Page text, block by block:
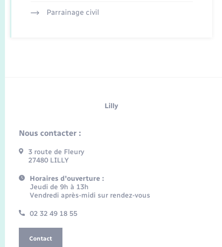
Parrainage civil
Lilly
Nous contacter :
3 route de Fleury
27480 LILLY
Horaires d'ouverture :
Jeudi de 9h à 13h
Vendredi après-midi sur rendez-vous
02 32 49 18 55
Contact